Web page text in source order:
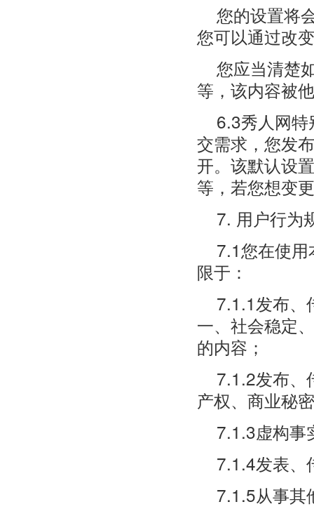
您的设置将
您可以通过改
您应当清楚
等，该内容被
6.3秀人网
交需求，您发
开。该默认设
等，若您想变
7. 用户行为
7.1您在使
限于：
7.1.1发布、
一、社会稳定
的内容；
7.1.2发布、
产权、商业秘
7.1.3虚构事
7.1.4发表、
7.1.5从事其